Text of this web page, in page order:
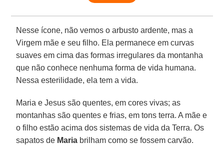
Nesse ícone, não vemos o arbusto ardente, mas a
Virgem mãe e seu filho. Ela permanece em curvas
suaves em cima das formas irregulares da montanha
que não conhece nenhuma forma de vida humana.
Nessa esterilidade, ela tem a vida.
Maria e Jesus são quentes, em cores vivas; as
montanhas são quentes e frias, em tons terra. A mãe e
o filho estão acima dos sistemas de vida da Terra. Os
sapatos de Maria brilham como se fossem carvão.